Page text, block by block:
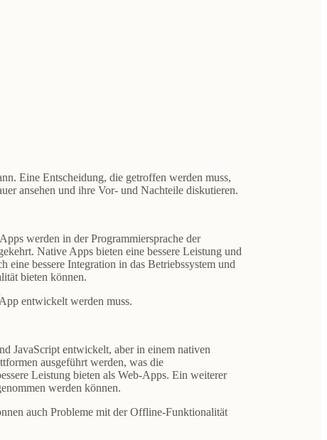
. Eine Entscheidung, die getroffen werden muss,
ansehen und ihre Vor- und Nachteile diskutieren.
werden in der Programmiersprache der
Native Apps bieten eine bessere Leistung und
bessere Integration in das Betriebssystem und
bieten können.
entwickelt werden muss.
JavaScript entwickelt, aber in einem nativen
ausgeführt werden, was die
Leistung bieten als Web-Apps. Ein weiterer
werden können.
auch Probleme mit der Offline-Funktionalität